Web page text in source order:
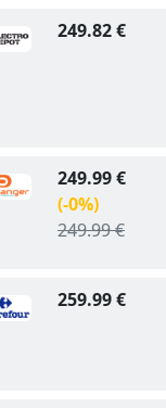
249.82 €
249.99 €
(-0%)
249.99 €
259.99 €